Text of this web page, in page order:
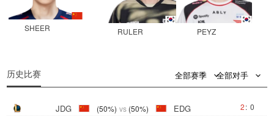
SHEER RULER PEYZ
历史比赛 全部赛季 全部对手
JDG (50%) vs (50%) EDG 2: 0